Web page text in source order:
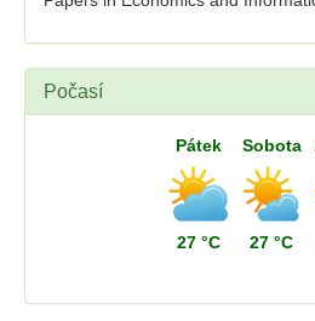
Počasí
Pátek
27 °C
Sobota
27 °C